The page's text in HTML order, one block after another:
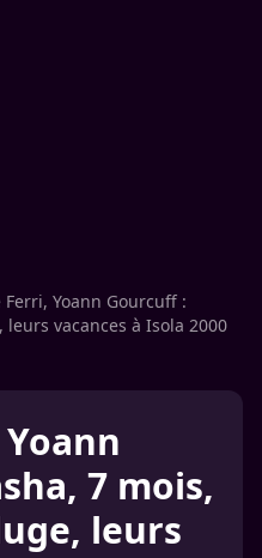
Ferri, Yoann Gourcuff :
vacances à Isola 2000
7 mois,
leurs